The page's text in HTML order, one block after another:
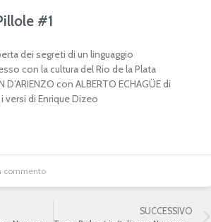
#1
dei segreti di un linguaggio
con la cultura del Rio de la Plata
D’ARIENZO con ALBERTO ECHAGÜE di
di Enrique Dizeo
commento
SUCCESSIVO